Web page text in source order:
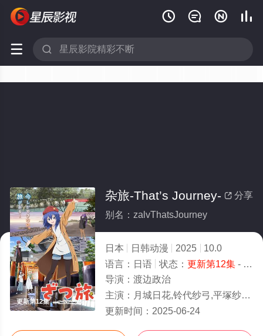
   
 
更新第12集
 分享
杂旅-That’s Journey-
别名：zalvThatsJourney
日本 日韩动漫 2025
10.0
语言： 日语 状态： 更新第12集- 免费在线观看
导演： 渡边政治
主演： 月城日花,铃代纱弓,平塚纱依,佐藤聪美,日笠阳子,小林优,窪田等
更新时间： 2025-06-24